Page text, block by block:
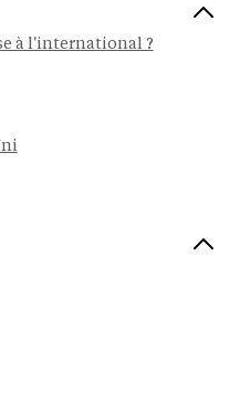
à l'international ?